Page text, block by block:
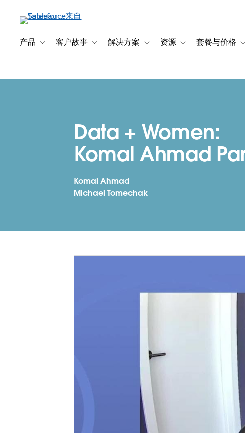
容
产品 Toggle sub-navigation for 产品
客户故事 Toggle sub-navigation for 客户故事
解决方案 Toggle sub-navigation for 解决方案
资源 Toggle sub-navigation
套餐与价格
Data + Women:
Komal Ahmad
Komal Ahmad
Michael Tomechak